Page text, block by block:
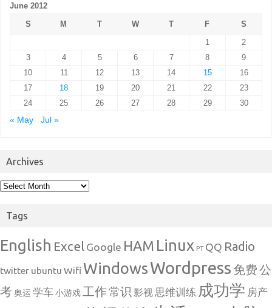
June 2012
S
M T W T F
S
1
2
3
4 5 6 7 8
9
10
11 12 13 14 15
16
17
18 19 20 21 22
23
24
25 26 27 28 29
30
« May
Jul »
Archives
Archives
Tags
English Excel Google HAM Linux PT QQ Radio
twitter ubuntu Wifi WindowsWordpress 免费公
考奥运 学车小游戏 工作常识 影视 思维训练 成功学 房产